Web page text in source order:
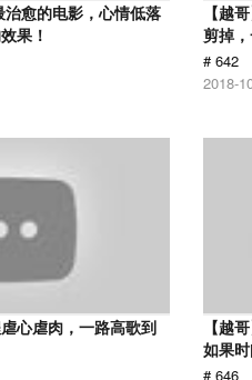
治愈的电影，心情低落
果！
【越
剪掉
# 642
2018-
心虐肉，一路高歌到
【越
如果
# 646